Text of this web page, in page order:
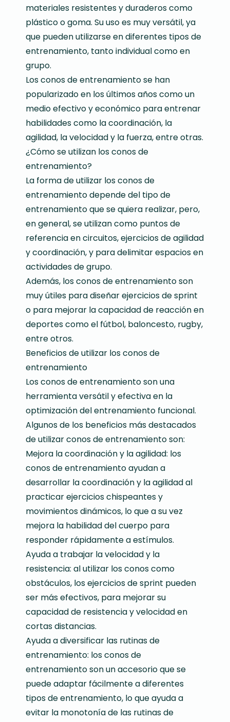
materiales resistentes y duraderos como
plástico o goma. Su uso es muy versátil, ya
que pueden utilizarse en diferentes tipos de
entrenamiento, tanto individual como en
grupo.
Los conos de entrenamiento se han
popularizado en los últimos años como un
medio efectivo y económico para entrenar
habilidades como la coordinación, la
agilidad, la velocidad y la fuerza, entre otras.
¿Cómo se utilizan los conos de
entrenamiento?
La forma de utilizar los conos de
entrenamiento depende del tipo de
entrenamiento que se quiera realizar, pero,
en general, se utilizan como puntos de
referencia en circuitos, ejercicios de agilidad
y coordinación, y para delimitar espacios en
actividades de grupo.
Además, los conos de entrenamiento son
muy útiles para diseñar ejercicios de sprint
o para mejorar la capacidad de reacción en
deportes como el fútbol, baloncesto, rugby,
entre otros.
Beneficios de utilizar los conos de
entrenamiento
Los conos de entrenamiento son una
herramienta versátil y efectiva en la
optimización del entrenamiento funcional.
Algunos de los beneficios más destacados
de utilizar conos de entrenamiento son:
Mejora la coordinación y la agilidad: los
conos de entrenamiento ayudan a
desarrollar la coordinación y la agilidad al
practicar ejercicios chispeantes y
movimientos dinámicos, lo que a su vez
mejora la habilidad del cuerpo para
responder rápidamente a estímulos.
Ayuda a trabajar la velocidad y la
resistencia: al utilizar los conos como
obstáculos, los ejercicios de sprint pueden
ser más efectivos, para mejorar su
capacidad de resistencia y velocidad en
cortas distancias.
Ayuda a diversificar las rutinas de
entrenamiento: los conos de
entrenamiento son un accesorio que se
puede adaptar fácilmente a diferentes
tipos de entrenamiento, lo que ayuda a
evitar la monotonía de las rutinas de